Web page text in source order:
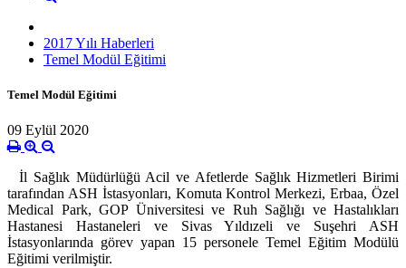
2017 Yılı Haberleri
Temel Modül Eğitimi
Temel Modül Eğitimi
09 Eylül 2020
İl Sağlık Müdürlüğü Acil ve Afetlerde Sağlık Hizmetleri Birimi
tarafından ASH İstasyonları, Komuta Kontrol Merkezi, Erbaa, Özel
Medical Park, GOP Üniversitesi ve Ruh Sağlığı ve Hastalıkları
Hastanesi Hastaneleri ve Sivas Yıldızeli ve Suşehri ASH
İstasyonlarında görev yapan 15 personele Temel Eğitim Modülü
Eğitimi verilmiştir.